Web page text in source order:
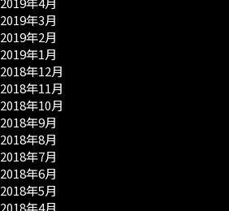
2019年3月
2019年2月
2019年1月
2018年12月
2018年11月
2018年10月
2018年9月
2018年8月
2018年7月
2018年6月
2018年5月
2018年4月